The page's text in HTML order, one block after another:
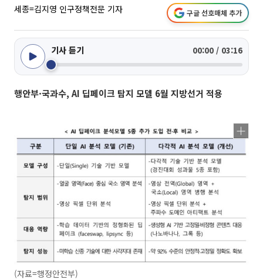
세종=김지영 인구정책전문 기자 구글 선호매체 추가
기사 듣기 00:00 / 03:16
행안부·국과수, AI 딥페이크 탐지 모델 6월 지방선거 적용
(자료=행정안전부)